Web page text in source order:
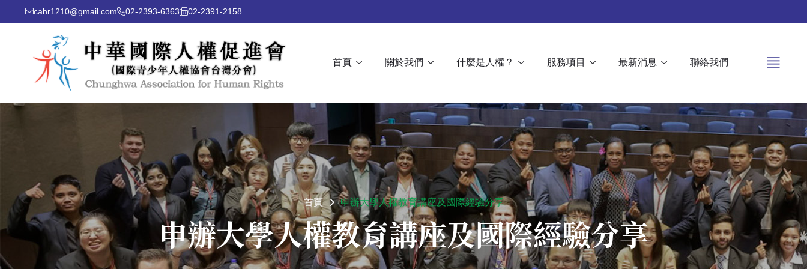
cahr1210@gmail.com 02-2393-6363 02-2391-2158
首頁 關於我們 什麼是人權？ 服務項目 最新消息 聯絡我們
首頁 申辦大學人權教育講座及國際經驗分享
申辦大學人權教育講座及國際經驗分享